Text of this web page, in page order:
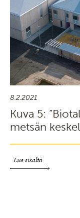
8.2.2021
Kuva 5:
metsän
Lue sisältö